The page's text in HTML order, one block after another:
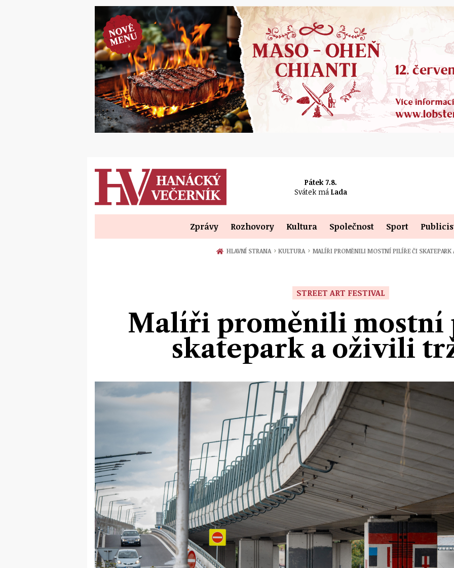
Pátek 7.8.
Svátek má Lada
Zprávy Rozhovory Kultura Společnost Sport
HLAVNÍ STRANA › KULTURA › MALÍŘI PROMĚNILI MOSTNÍ PILÍŘE ČI
STREET ART FESTIVAL
Malíři proměnili
skatepark a oživili